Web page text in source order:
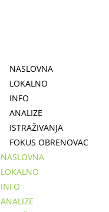
NASLOVNA
LOKALNO
INFO
ANALIZE
ISTRAŽIVANJA
FOKUS OBRENOVAC
NASLOVNA
LOKALNO
INFO
ANALIZE